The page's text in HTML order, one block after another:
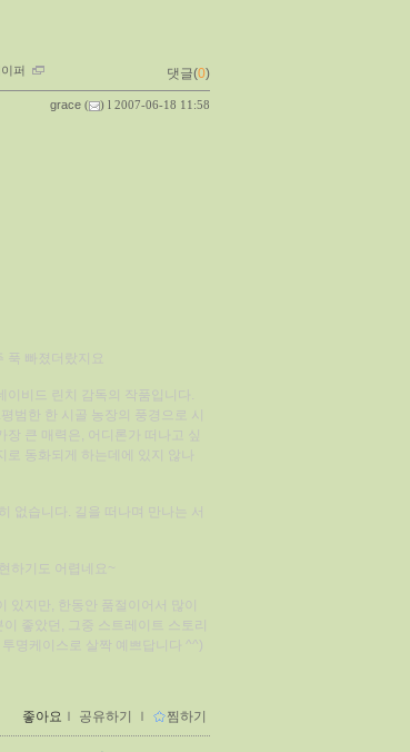
퍼 댓글(0)
grace ( ) l 2007-06-18 11:58
푹 빠졌더랐지요
비드 린치 감독의 작품입니다.
범한 한 시골 농장의 풍경으로 시
큰 매력은, 어디론가 떠나고 싶
로 동화되게 하는데에 있지 않나
없습니다. 길을 떠나며 만나는 서
하기도 어렵네요~
있지만, 한동안 품절이어서 많이
좋았던, 그중 스트레이트 스토리
명케이스로 살짝 예쁘답니다 ^^)
좋아요 ｌ 공유하기 ｌ 찜하기